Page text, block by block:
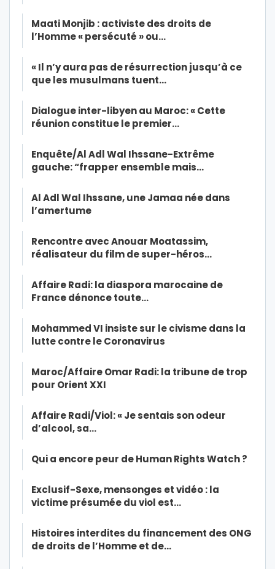
Maati Monjib : activiste des droits de
l’Homme « persécuté » ou…
« Il n’y aura pas de résurrection jusqu’à ce
que les musulmans tuent…
Dialogue inter-libyen au Maroc: « Cette
réunion constitue le premier…
Enquête/Al Adl Wal Ihssane-Extrême
gauche: “frapper ensemble mais…
Al Adl Wal Ihssane, une Jamaa née dans
l’amertume
Rencontre avec Anouar Moatassim,
réalisateur du film de super-héros…
Affaire Radi: la diaspora marocaine de
France dénonce toute…
Mohammed VI insiste sur le civisme dans la
lutte contre le Coronavirus
Maroc/Affaire Omar Radi: la tribune de trop
pour Orient XXI
Affaire Radi/Viol: « Je sentais son odeur
d’alcool, sa…
Qui a encore peur de Human Rights Watch ?
Exclusif-Sexe, mensonges et vidéo : la
victime présumée du viol est…
Histoires interdites du financement des ONG
de droits de l’Homme et de…